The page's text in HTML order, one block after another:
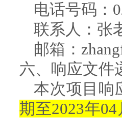
电话号码：
联系人： 张
邮箱：
六、 响应文件
本次项目响
期至2023年